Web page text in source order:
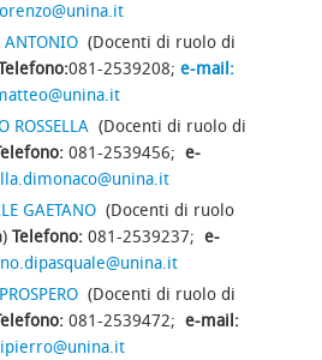
ANTONIO (Docenti di ruolo di
081-2539208; e-mail:
ROSSELLA (Docenti di ruolo di
081-2539456; e-
GAETANO (Docenti di ruolo
Telefono: 081-2539237; e-
(Docenti di ruolo di
081-2539472; e-mail: